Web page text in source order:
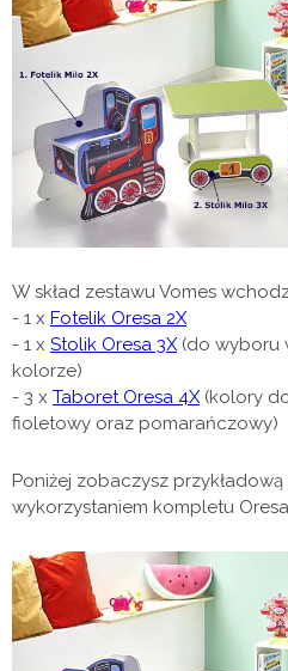
W skład zestawu Vomes
- 1 x Fotelik Oresa 2X
- 1 x Stolik Oresa 3X(do wyboru
kolorze)
- 3 x Taboret Oresa 4X(kolory
fioletowy oraz
Poniżej zobaczysz
wykorzystaniem kompletu